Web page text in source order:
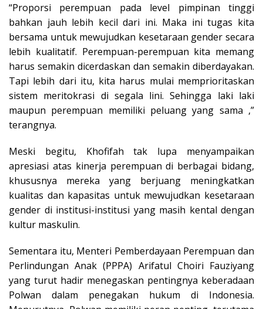
“Proporsi perempuan pada level pimpinan tinggi
bahkan jauh lebih kecil dari ini. Maka ini tugas kita
bersama untuk mewujudkan kesetaraan gender secara
lebih kualitatif. Perempuan-perempuan kita memang
harus semakin dicerdaskan dan semakin diberdayakan.
Tapi lebih dari itu, kita harus mulai memprioritaskan
sistem meritokrasi di segala lini. Sehingga laki laki
maupun perempuan memiliki peluang yang sama ,”
terangnya.
Meski begitu, Khofifah tak lupa menyampaikan
apresiasi atas kinerja perempuan di berbagai bidang,
khususnya mereka yang berjuang meningkatkan
kualitas dan kapasitas untuk mewujudkan kesetaraan
gender di institusi-institusi yang masih kental dengan
kultur maskulin.
Sementara itu, Menteri Pemberdayaan Perempuan dan
Perlindungan Anak (PPPA) Arifatul Choiri Fauziyang
yang turut hadir menegaskan pentingnya keberadaan
Polwan dalam penegakan hukum di Indonesia.